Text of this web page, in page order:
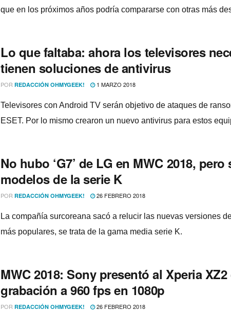
que en los próximos años podrí­a compararse con otras más
Lo que faltaba: ahora los televisores
tienen soluciones de antivirus
POR REDACCIÓN OHMYGEEK! 1 MARZO 2018
Televisores con Android TV serán objetivo de ataques de
ESET. Por lo mismo crearon un nuevo antivirus para estos
No hubo ‘G7’ de LG en MWC 2018,
modelos de la serie K
POR REDACCIÓN OHMYGEEK! 26 FEBRERO 2018
La compañí­a surcoreana sacó a relucir las nuevas versiones
más populares, se trata de la gama media serie K.
MWC 2018: Sony presentó al Xperia
grabación a 960 fps en 1080p
POR REDACCIÓN OHMYGEEK! 26 FEBRERO 2018